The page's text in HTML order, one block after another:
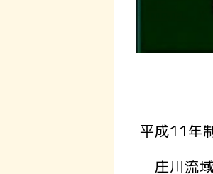
平成11年
庄川流